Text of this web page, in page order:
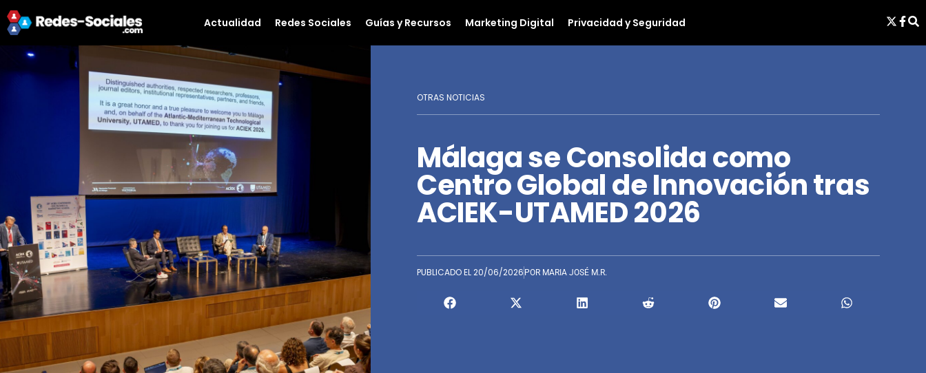
Actualidad Redes Sociales Guías y Recursos Marketing Digital Privacidad y Seguridad
OTRAS NOTICIAS
Málaga se Consolida como
Centro Global de Innovación tras
ACIEK-UTAMED 2026
PUBLICADO EL20/06/2026 POR MARIA JOSÉ M.R.